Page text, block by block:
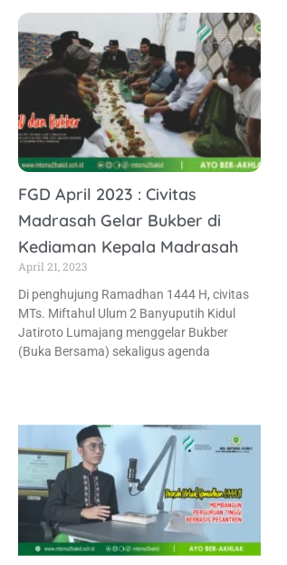
FGD April 2023 : Civitas
Madrasah Gelar Bukber di
Kediaman Kepala Madrasah
April 21, 2023
Di penghujung Ramadhan 1444 H, civitas
MTs. Miftahul Ulum 2 Banyuputih Kidul
Jatiroto Lumajang menggelar Bukber
(Buka Bersama) sekaligus agenda